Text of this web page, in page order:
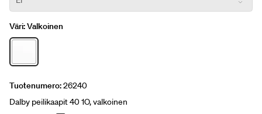
Väri:Valkoinen
Tuotenumero:26240
Dalby peilikaapit 40 1O, valkoinen